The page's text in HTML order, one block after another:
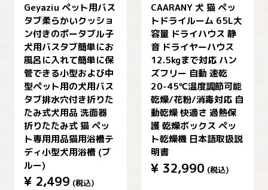
Geyaziu ペット用バス
タブ柔らかいクッショ
ン付きのポータブル子
犬用バスタブ簡単にお
風呂に入れて簡単に保
管できる小型および中
型ペット用の犬用バス
タブ排水穴付き折りた
たみ式犬用品 洗面器
折りたたみ式 猫 ペッ
ト専用用品猫用浴槽テ
ディ小型犬用浴槽 (ブ
ルー)
¥ 2,499 (税込)
CAARANY 犬 猫 ペッ
トドライルーム 65L大
容量 ドライハウス 静
音 ドライヤーハウス
12.5kgまで対応 ハン
ズフリー 自動 速乾
20-45℃温度調節可能
乾燥/花粉/消毒対応 自
動乾燥 快適さ 過熱保
護 乾燥ボックス ペッ
ト乾燥機 日本語取扱説
明書
¥ 32,990 (税込)